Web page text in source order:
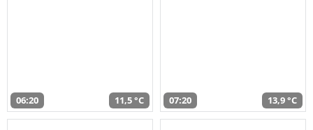
06:20 11,5 °C 07:20 13,9 °C